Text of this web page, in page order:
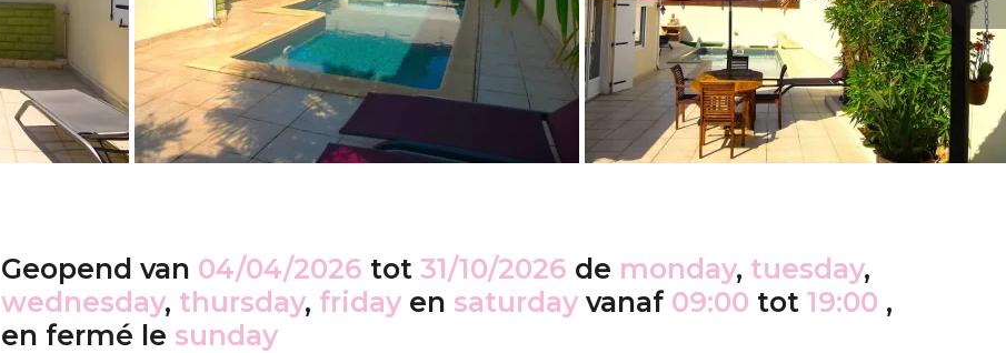
Geopend van 04/04/2026 tot 31/10/2026 de monday, tuesday,
wednesday, thursday, fridayen saturdayvanaf 09:00 tot 19:00 ,
en fermé le sunday